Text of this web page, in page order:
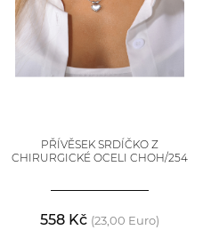
PŘÍVĚSEK SRDÍČKO Z
CHIRURGICKÉ OCELI CHOH/254
558 Kč (23,00 Euro)